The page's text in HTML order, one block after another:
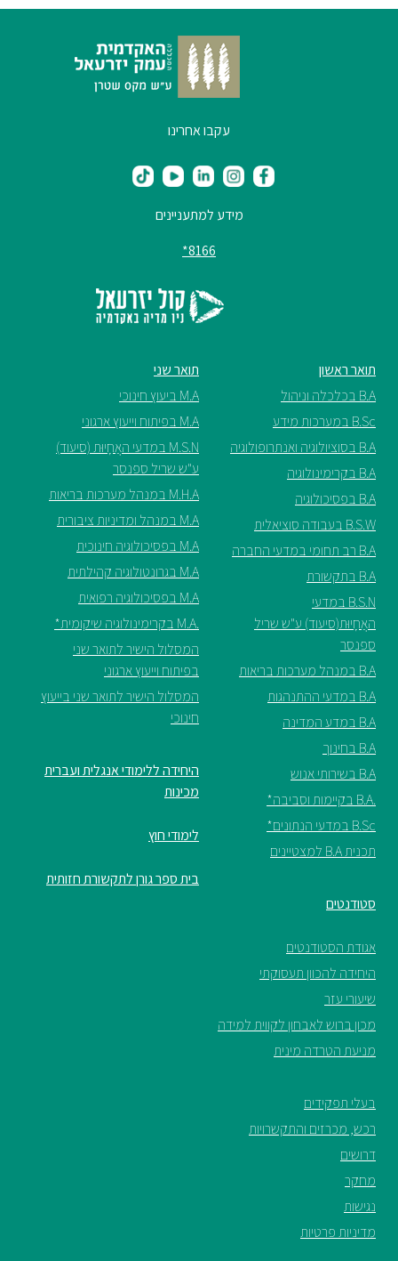
עקבו אחרינו
מידע למתעניינים
8166*
תואר ראשון
B.A בכלכלה וניהול
B.Sc במערכות מידע
B.A בסוציולוגיה ואנתרופולוגיה
B.A בקרימינולוגיה
B.A בפסיכולוגיה
B.S.W בעבודה סוציאלית
B.A רב תחומי במדעי החברה
B.A בתקשורת
B.S.N במדעי
האֲחָיוּת(סיעוד) ע"ש שריל
ספנסר
B.A במנהל מערכות בריאות
B.A במדעי ההתנהגות
B.A במדע המדינה
B.A בחינוך
B.A בשירותי אנוש
.B.A בקיימות וסביבה*
B.Sc במדעי הנתונים*
תכנית B.A למצטיינים
תואר שני
M.A ביעוץ חינוכי
M.A בפיתוח וייעוץ ארגוני
M.S.N במדעי האֲחָיוּת (סיעוד)
ע"ש שריל ספנסר
M.H.A במנהל מערכות בריאות
M.A במנהל ומדיניות ציבורית
M.A בפסיכולוגיה חינוכית
M.A בגרונטולוגיה קהילתית
M.A בפסיכולוגיה רפואית
.M.A בקרימינולוגיה שיקומית*
המסלול הישיר לתואר שני
בפיתוח וייעוץ ארגוני
המסלול הישיר לתואר שני בייעוץ
חינוכי
היחידה ללימודי אנגלית ועברית
מכינות
לימודי חוץ
בית ספר גורן לתקשורת חזותית
סטודנטים
אגודת הסטודנטים
היחידה להכוון תעסוקתי
שיעורי עזר
מכון ברוש לאבחון לקווית למידה
מניעת הטרדה מינית
בעלי תפקידים
רכש, מכרזים והתקשרויות
דרושים
מחקר
נגישות
מדיניות פרטיות